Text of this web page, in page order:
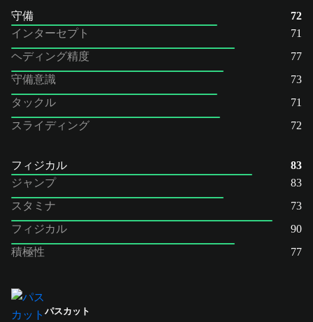
守備
72
インターセプト
71
ヘディング精度
77
守備意識
73
タックル
71
スライディング
72
フィジカル
83
ジャンプ
83
スタミナ
73
フィジカル
90
積極性
77
パスカット